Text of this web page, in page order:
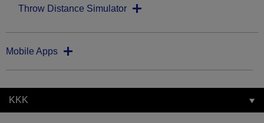
Throw Distance Simulator
Mobile Apps
KKK